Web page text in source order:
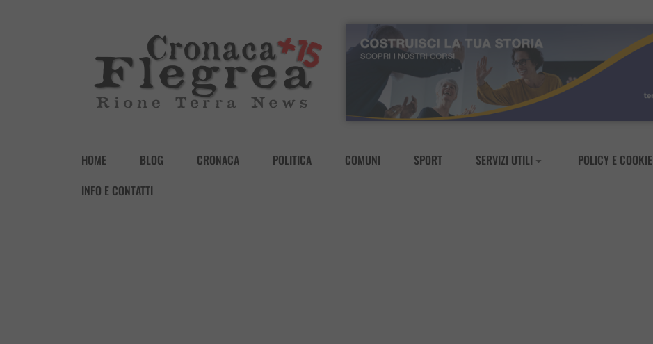
HOME BLOG CRONACA POLITICA COMUNI SPORT SERVIZI UTILI
POLICY E COOKIE
INFO E CONTATTI